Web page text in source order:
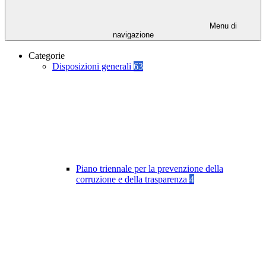
Menu di
navigazione
Categorie
Disposizioni generali 63
Piano triennale per la prevenzione della
corruzione e della trasparenza 4